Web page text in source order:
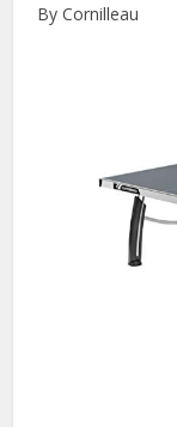
By Cornilleau